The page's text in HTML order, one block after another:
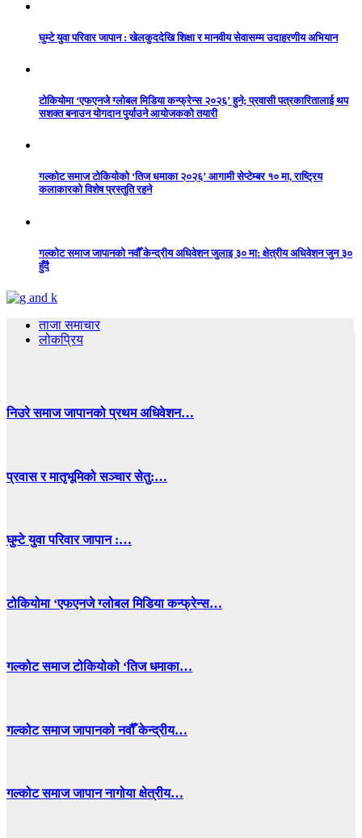
घुम्टे युवा परिवार जापान : खेलकुददेखि शिक्षा र मानवीय सेवासम्म उदाहरणीय अभियान
टोकियोमा ‘एफएनजे ग्लोबल मिडिया कन्फ्रेन्स २०२६’ हुने; प्रवासी पत्रकारितालाई थप
सशक्त बनाउन योगदान पुर्याउने आयोजकको तयारी
गल्कोट समाज टोकियोको ‘तिज धमाका २०२६’ आगामी सेप्टेम्बर १० मा, राष्ट्रिय
कलाकारको विशेष प्रस्तुति रहने
गल्कोट समाज जापानको नवौँ केन्द्रीय अधिवेशन जुलाइ ३० मा: क्षेत्रीय अधिवेशन जुन ३०
हुँदै
ताजा समाचार
लोकप्रिय
निउरे समाज जापानको प्रथम अधिवेशन…
प्रवास र मातृभूमिको सञ्चार सेतु:…
घुम्टे युवा परिवार जापान :…
टोकियोमा ‘एफएनजे ग्लोबल मिडिया कन्फ्रेन्स…
गल्कोट समाज टोकियोको ‘तिज धमाका…
गल्कोट समाज जापानको नवौँ केन्द्रीय…
गल्कोट समाज जापान नागोया क्षेत्रीय…